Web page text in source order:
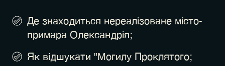
Де знаходиться нереалізоване місто-
примара Олександрія;
Як відшукати "Могилу Проклятого;